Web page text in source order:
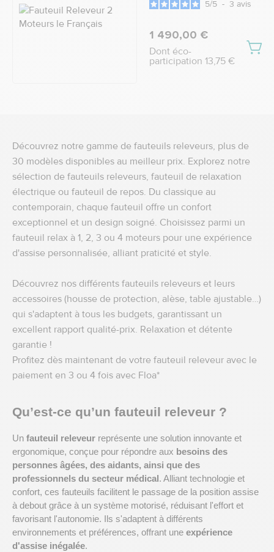
5/5 - 3 avis
1 490,00 €
Dont éco-
participation 13,75 €
Découvrez notre gamme de fauteuils releveurs, plus de
30 modèles disponibles au meilleur prix. Explorez notre
sélection de fauteuils releveurs, fauteuil de relaxation
électrique ou fauteuil de repos. Du classique au
contemporain, chaque fauteuil offre un confort
exceptionnel et un design soigné. Choisissez parmi un
fauteuil relax à 1, 2, 3 ou 4 moteurs pour une expérience
d'assise personnalisée, alliant praticité et style.
Découvrez nos différents fauteuils releveurs et leurs
accessoires (housse de protection, alèse, table ajustable…)
qui s'adaptent à tous les budgets, garantissant un
excellent rapport qualité-prix. Relaxation et détente
garantie !
Profitez dès maintenant de votre fauteuil releveur avec le
paiement en 3 ou 4 fois avec Floa*
Qu’est-ce qu’un fauteuil releveur ?
Un fauteuil releveur représente une solution innovante et
ergonomique, conçue pour répondre aux besoins des
personnes âgées, des aidants, ainsi que des
professionnels du secteur médical . Alliant technologie et
confort, ces fauteuils facilitent le passage de la position assise
à debout grâce à un système motorisé, réduisant l'effort et
favorisant l'autonomie. Ils s'adaptent à différents
environnements et préférences, offrant une expérience
d'assise inégalée.